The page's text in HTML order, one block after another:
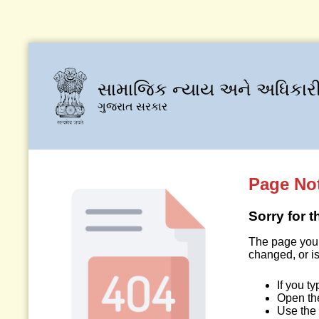
સામાજિક ન્યાય અને
ગુજરાત સરકાર
Page
Sorry for
The page
changed, or
If you
Open
Use